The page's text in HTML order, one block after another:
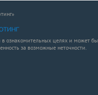
в ознакомительных целях и может
за возможные неточности.